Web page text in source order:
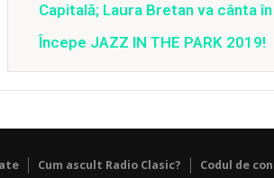
Capitală; Laura Bretan va cânta
Începe JAZZ IN THE PARK 2019!
Cum ascult Radio Clasic? Codul de